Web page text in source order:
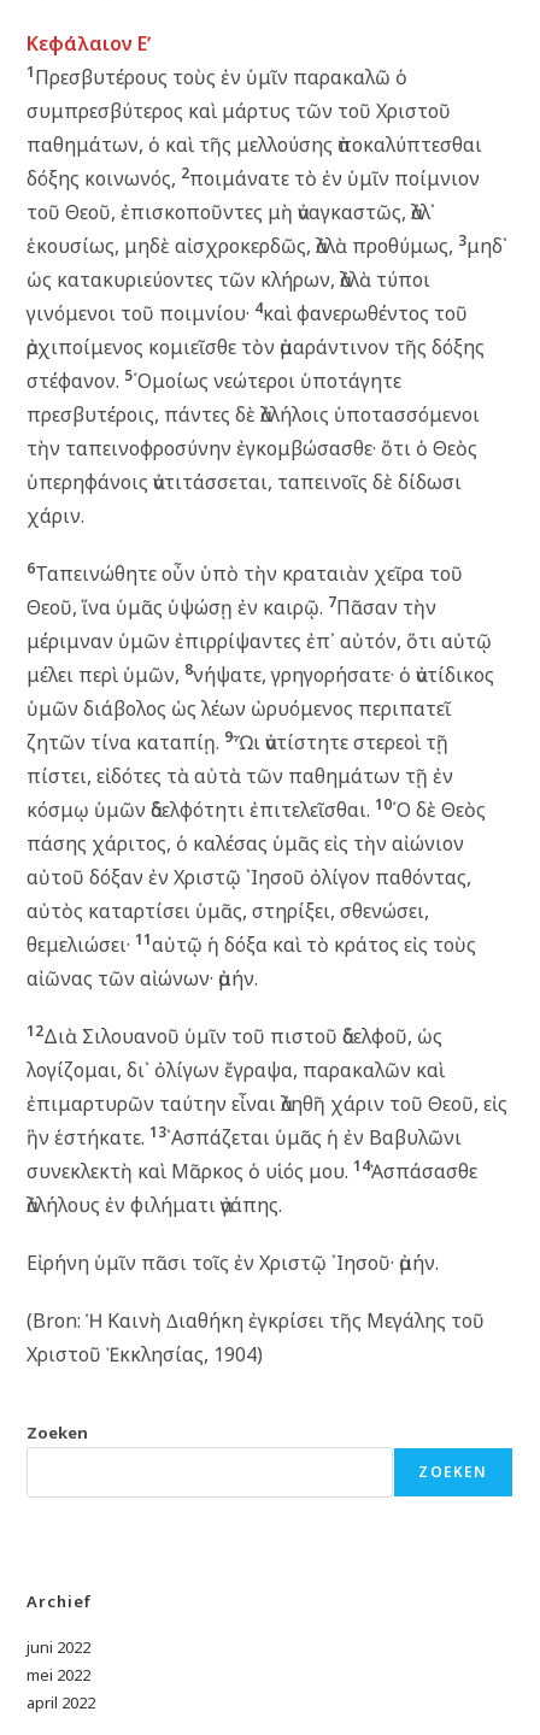
Κεφάλαιον Εʹ
1Πρεσβυτέρους τοὺς ἐν ὑμῖν παρακαλῶ ὁ
συμπρεσβύτερος καὶ μάρτυς τῶν τοῦ Χριστοῦ
παθημάτων, ὁ καὶ τῆς μελλούσης ἀποκαλύπτεσθαι
δόξης κοινωνός, 2ποιμάνατε τὸ ἐν ὑμῖν ποίμνιον
τοῦ Θεοῦ, ἐπισκοποῦντες μὴ ἀναγκαστῶς, ἀλλ᾽
ἑκουσίως, μηδὲ αἰσχροκερδῶς, ἀλλὰ προθύμως, 3μηδ᾽
ὡς κατακυριεύοντες τῶν κλήρων, ἀλλὰ τύποι
γινόμενοι τοῦ ποιμνίου· 4καὶ φανερωθέντος τοῦ
ἀρχιποίμενος κομιεῖσθε τὸν ἀμαράντινον τῆς δόξης
στέφανον. 5῾Ομοίως νεώτεροι ὑποτάγητε
πρεσβυτέροις, πάντες δὲ ἀλλήλοις ὑποτασσόμενοι
τὴν ταπεινοφροσύνην ἐγκομβώσασθε· ὅτι ὁ Θεὸς
ὑπερηφάνοις ἀντιτάσσεται, ταπεινοῖς δὲ δίδωσι
χάριν.
6Ταπεινώθητε οὖν ὑπὸ τὴν κραταιὰν χεῖρα τοῦ
Θεοῦ, ἵνα ὑμᾶς ὑψώσῃ ἐν καιρῷ. 7Πᾶσαν τὴν
μέριμναν ὑμῶν ἐπιρρίψαντες ἐπ᾽ αὐτόν, ὅτι αὐτῷ
μέλει περὶ ὑμῶν, 8νήψατε, γρηγορήσατε· ὁ ἀντίδικος
ὑμῶν διάβολος ὡς λέων ὠρυόμενος περιπατεῖ
ζητῶν τίνα καταπίῃ. 9Ὧι ἀντίστητε στερεοὶ τῇ
πίστει, εἰδότες τὰ αὐτὰ τῶν παθημάτων τῇ ἐν
κόσμῳ ὑμῶν ἀδελφότητι ἐπιτελεῖσθαι. 10῾Ο δὲ Θεὸς
πάσης χάριτος, ὁ καλέσας ὑμᾶς εἰς τὴν αἰώνιον
αὐτοῦ δόξαν ἐν Χριστῷ ᾿Ιησοῦ ὀλίγον παθόντας,
αὐτὸς καταρτίσει ὑμᾶς, στηρίξει, σθενώσει,
θεμελιώσει· 11αὐτῷ ἡ δόξα καὶ τὸ κράτος εἰς τοὺς
αἰῶνας τῶν αἰώνων· ἀμήν.
12Διὰ Σιλουανοῦ ὑμῖν τοῦ πιστοῦ ἀδελφοῦ, ὡς
λογίζομαι, δι᾽ ὀλίγων ἔγραψα, παρακαλῶν καὶ
ἐπιμαρτυρῶν ταύτην εἶναι ἀληθῆ χάριν τοῦ Θεοῦ, εἰς
ἣν ἑστήκατε. 13᾿Ασπάζεται ὑμᾶς ἡ ἐν Βαβυλῶνι
συνεκλεκτὴ καὶ Μᾶρκος ὁ υἱός μου. 14Ἀσπάσασθε
ἀλλήλους ἐν φιλήματι ἀγάπης.
Εἰρήνη ὑμῖν πᾶσι τοῖς ἐν Χριστῷ ᾿Ιησοῦ· ἀμήν.
(Bron: Ἡ Καινὴ ∆ιαθήκη ἐγκρίσει τῆς Μεγάλης τοῦ
Χριστοῦ Ἐκκλησίας, 1904)
Zoeken
ZOEKEN
Archief
juni 2022
mei 2022
april 2022